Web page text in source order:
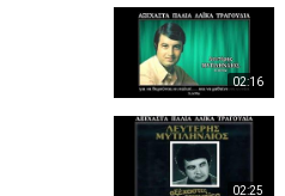
02:16
02:25